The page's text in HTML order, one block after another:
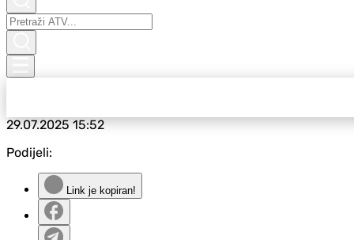
29.07.202515:52
Podijeli:
Link je kopiran!